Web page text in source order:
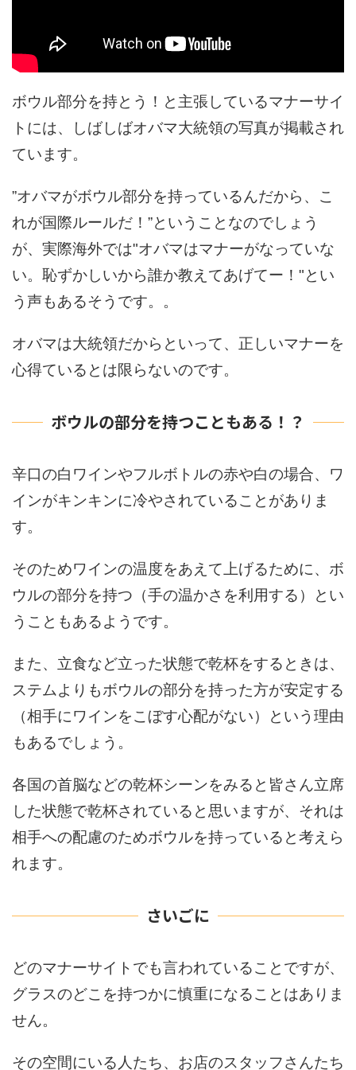
ボウル部分を持とう！と主張しているマナーサイ
トには、しばしばオバマ大統領の写真が掲載され
ています。
”オバマがボウル部分を持っているんだから、こ
れが国際ルールだ！”ということなのでしょう
が、実際海外では"オバマはマナーがなっていな
い。恥ずかしいから誰か教えてあげてー！"とい
う声もあるそうです。。
オバマは大統領だからといって、正しいマナーを
心得ているとは限らないのです。
ボウルの部分を持つこともある！？
辛口の白ワインやフルボトルの赤や白の場合、ワ
インがキンキンに冷やされていることがありま
す。
そのためワインの温度をあえて上げるために、ボ
ウルの部分を持つ（手の温かさを利用する）とい
うこともあるようです。
また、立食など立った状態で乾杯をするときは、
ステムよりもボウルの部分を持った方が安定する
（相手にワインをこぼす心配がない）という理由
もあるでしょう。
各国の首脳などの乾杯シーンをみると皆さん立席
した状態で乾杯されていると思いますが、それは
相手への配慮のためボウルを持っていると考えら
れます。
さいごに
どのマナーサイトでも言われていることですが、
グラスのどこを持つかに慎重になることはありま
せん。
その空間にいる人たち、お店のスタッフさんたち